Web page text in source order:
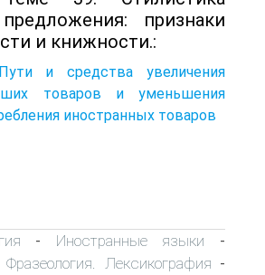
признаки
и книжности.:
и средства увеличения
товаров и уменьшения
иностранных товаров
- Иностранные языки -
Фразеология. Лексикография -